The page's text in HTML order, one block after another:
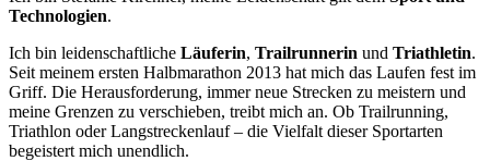
Technologien.
Ich bin leidenschaftliche Läuferin, Trailrunnerin und Triathletin.
Seit meinem ersten Halbmarathon 2013 hat mich das Laufen fest im
Griff. Die Herausforderung, immer neue Strecken zu meistern und
meine Grenzen zu verschieben, treibt mich an. Ob Trailrunning,
Triathlon oder Langstreckenlauf – die Vielfalt dieser Sportarten
begeistert mich unendlich.